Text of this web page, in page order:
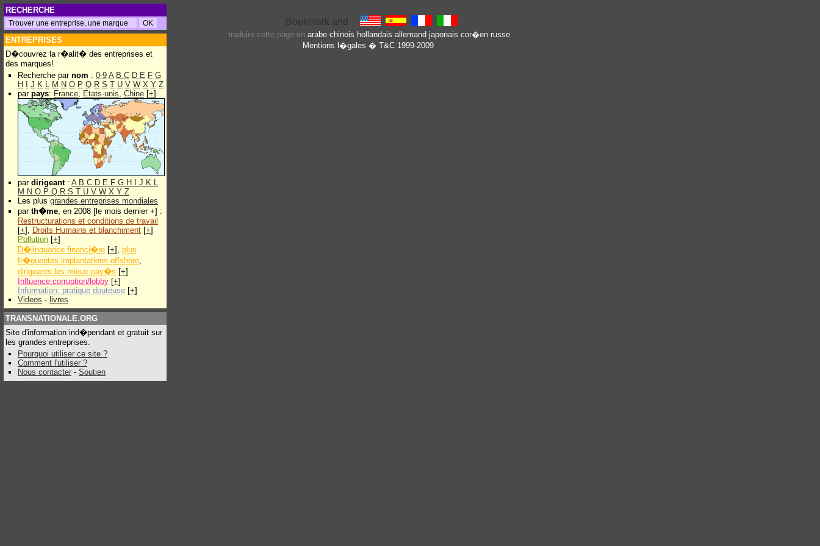
RECHERCHE
ENTREPRISES
D�couvrez la r�alit� des entreprises et
des marques!
Recherche par nom : 0-9 A B C D E F G
H
J K L M N O P Q R S T U V W X Y Z
par pays: France, Etats-unis, Chine [+]
par dirigeant: A B C D E F G H J K L
M N O P Q R S T U V W X Y Z
Les plus grandes entreprises mondiales
par th�me, en 2008 [le mois dernier +] :
Restructurations et conditions de travail
[+], Droits Humains et blanchiment [+]
Pollution [+]
D�linquance financi�re [+], plus
fr�quentes implantations offshore,
dirigeants les mieux pay�s [+]
Influence:corruption/lobby [+]
Information: pratique douteuse [+]
Videos - livres
TRANSNATIONALE.ORG
Site d'information ind�pendant et gratuit sur
les grandes entreprises.
Pourquoi utiliser ce site ?
Comment l'utiliser ?
Nous contacter - Soutien
traduire cette page en arabe chinois hollandais allemand japonais cor�en russe
Mentions l�gales � T&C 1999-2009